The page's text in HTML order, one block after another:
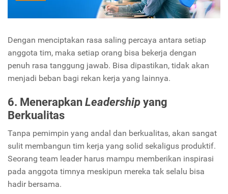
Dengan menciptakan rasa saling percaya antara setiap
anggota tim, maka setiap orang bisa bekerja dengan
penuh rasa tanggung jawab. Bisa dipastikan, tidak akan
menjadi beban bagi rekan kerja yang lainnya.
6. MenerapkanLeadershipyang
Berkualitas
Tanpa pemimpin yang andal dan berkualitas, akan sangat
sulit membangun tim kerja yang solid sekaligus produktif.
Seorang team leader harus mampu memberikan inspirasi
pada anggota timnya meskipun mereka tak selalu bisa
hadir bersama.